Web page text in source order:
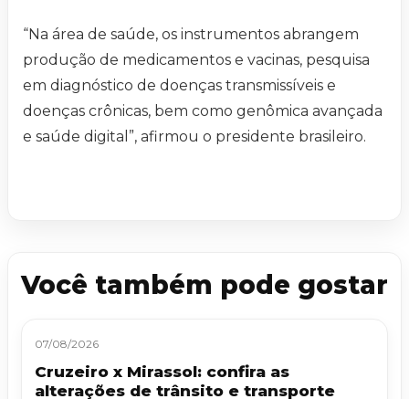
“Na área de saúde, os instrumentos abrangem
produção de medicamentos e vacinas, pesquisa
em diagnóstico de doenças transmissíveis e
doenças crônicas, bem como genômica avançada
e saúde digital”, afirmou o presidente brasileiro.
Você também pode gostar
07/08/2026
Cruzeiro x Mirassol: confira as
alterações de trânsito e transporte